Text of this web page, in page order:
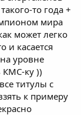
то года +
мира
может легко
и касается
уровне
КМС-ку ))
титулы с
к примеру